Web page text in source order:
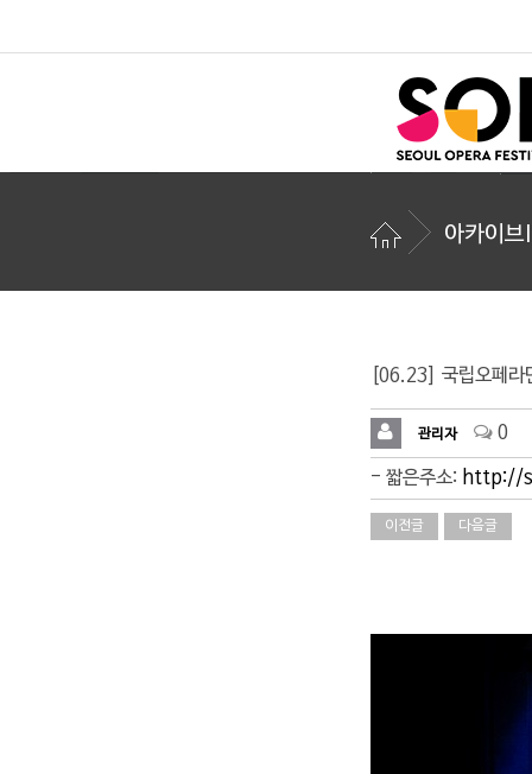
아카이브I
[06.23] 국립오페
관리자 0
- 짧은주소: http://
이전글 다음글